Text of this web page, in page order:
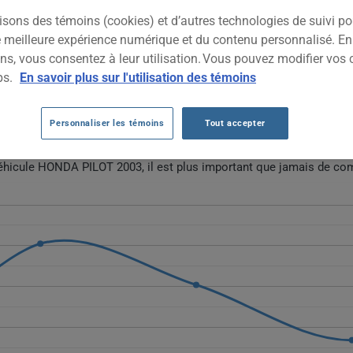
HONDA PILOT 2003 AU FIL DES 5
d'assurance auto pour ce véhicule.
commencez une soumission pour un prix personnalisé.
HONDA PILOT 2003, il est plus important que jamais de
des témoins (cookies) et d’autres technologies de suivi
expérience numérique et du contenu personnalisé.
vous consentez à leur utilisation. Vous pouvez modifier vos
En savoir plus sur l'utilisation des témoins
Personnaliser les témoins Tout accepter